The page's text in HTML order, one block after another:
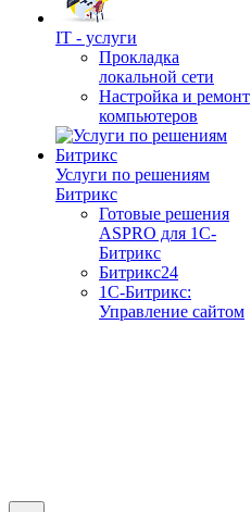
IT - услуги
Прокладка
локальной сети
Настройка и ремонт
компьютеров
Услуги по решениям
Битрикс
Готовые решения
ASPRO для 1С-
Битрикс
Битрикс24
1С-Битрикс:
Управление сайтом